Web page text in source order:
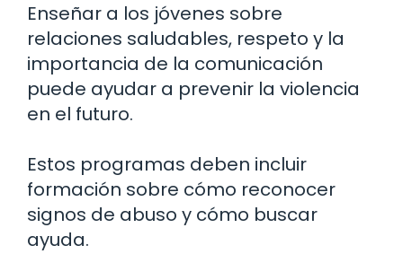
Enseñar a los jóvenes sobre
relaciones saludables, respeto y la
importancia de la comunicación
puede ayudar a prevenir la violencia
en el futuro.
Estos programas deben incluir
formación sobre cómo reconocer
signos de abuso y cómo buscar
ayuda.